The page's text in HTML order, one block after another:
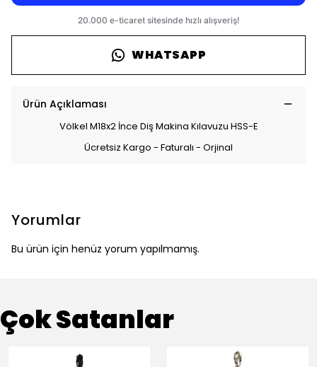
WHATSAPP
Ürün Açıklaması
Völkel M18x2 İnce Diş Makina Kılavuzu HSS-E
Ücretsiz Kargo - Faturalı - Orjinal
Yorumlar
Bu ürün için henüz yorum yapılmamış.
Çok Satanlar